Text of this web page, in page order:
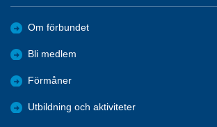
Om förbundet
Bli medlem
Förmåner
Utbildning och aktiviteter